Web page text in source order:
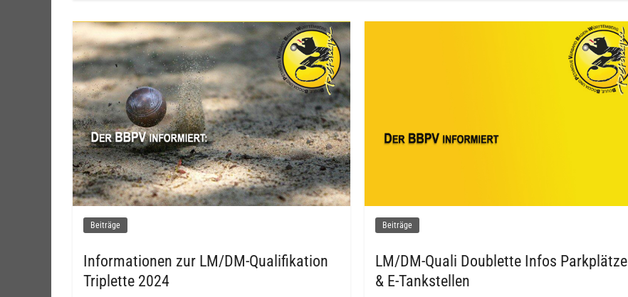
Beiträge
Informationen zur LM/DM-Qualifikation
Triplette 2024
Beiträge
LM/DM-Quali Doublette Infos Parkplätze
& E-Tankstellen